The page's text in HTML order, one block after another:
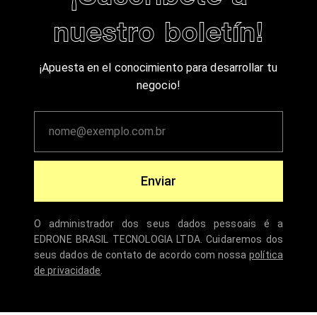
nuestro boletín!
¡Apuesta en el conocimiento para desarrollar tu
negocio!
Enviar
O administrador dos seus dados pessoais é a
EDRONE BRASIL TECNOLOGIA LTDA. Cuidaremos dos
seus dados de contato de acordo com nossapolítica
de privacidade